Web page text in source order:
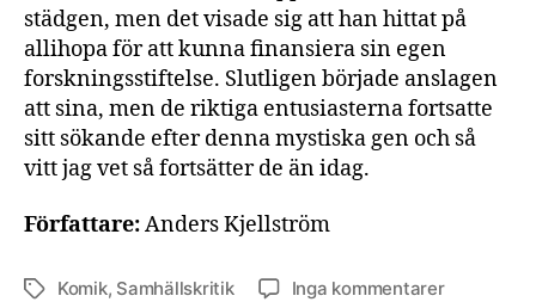
städgen, men det visade sig att han hittat på
allihopa för att kunna finansiera sin egen
forskningsstiftelse. Slutligen började anslagen
att sina, men de riktiga entusiasterna fortsatte
sitt sökande efter denna mystiska gen och så
vitt jag vet så fortsätter de än idag.
Författare:Anders Kjellström
Etiketter
Komik, Samhällskritik Inga kommentarertill